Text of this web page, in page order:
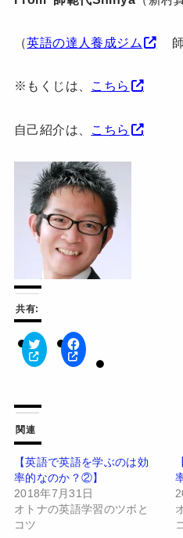
（英語の達人養成ジム 師
※もくじは、 こちら
自己紹介は、 こちら
共有:
ク
リ
て
T
w
i
t
t
e
r
で
共
有
(
新
F
a
有
す
る
に
は
ク
リ
関連
【英語で英語を学ぶのは効
率的なのか？②】
2018年7月31日
オトナの英語学習のツボと
コツ